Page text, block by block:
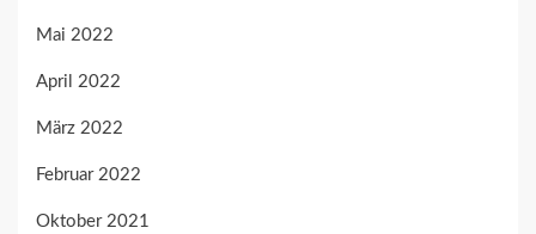
Mai 2022
April 2022
März 2022
Februar 2022
Oktober 2021